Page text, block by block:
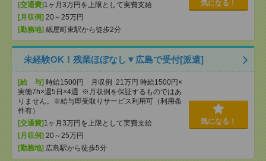
[交通費] 1ヶ月3万円を上限として実費支給
[月収例] 20～25万円
[勤務地] 紙屋町東駅から徒歩2分
気になる！
未経験OK！残業ほぼなし▼広島で受付[派遣]
[給 与] 時給1500円 月収例 21万円 時給1500円×
実働7h×週5日×4週 ※月収例を保証するものではあ
りません。※給与即受取りサービス利用可（利用条
件有）
[交通費] 1ヶ月3万円を上限として実費支給
[月収例] 20～25万円
[勤務地] 広島駅から徒歩5分
気になる！